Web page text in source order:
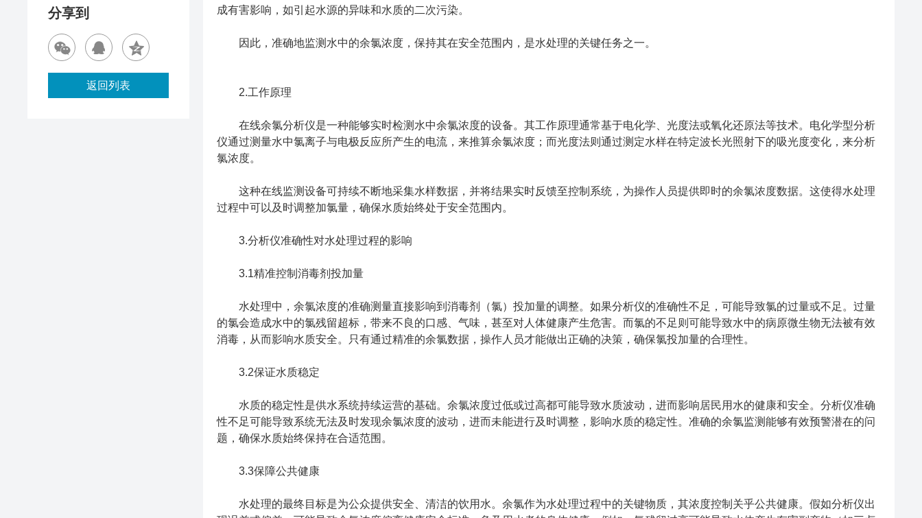
成有害影响，如引起水源的异味和水质的二次污染。
因此，准确地监测水中的余氯浓度，保持其在安全范围内，是水处理的关键任务之一。
2.工作原理
在线余氯分析仪是一种能够实时检测水中余氯浓度的设备。其工作原理通常基于电化学、光度法或氧化还原法等技术。电化学型分析
仪通过测量水中氯离子与电极反应所产生的电流，来推算余氯浓度；而光度法则通过测定水样在特定波长光照射下的吸光度变化，来分析
氯浓度。
这种在线监测设备可持续不断地采集水样数据，并将结果实时反馈至控制系统，为操作人员提供即时的余氯浓度数据。这使得水处理
过程中可以及时调整加氯量，确保水质始终处于安全范围内。
3.分析仪准确性对水处理过程的影响
3.1精准控制消毒剂投加量
水处理中，余氯浓度的准确测量直接影响到消毒剂（氯）投加量的调整。如果分析仪的准确性不足，可能导致氯的过量或不足。过量
的氯会造成水中的氯残留超标，带来不良的口感、气味，甚至对人体健康产生危害。而氯的不足则可能导致水中的病原微生物无法被有效
消毒，从而影响水质安全。只有通过精准的余氯数据，操作人员才能做出正确的决策，确保氯投加量的合理性。
3.2保证水质稳定
水质的稳定性是供水系统持续运营的基础。余氯浓度过低或过高都可能导致水质波动，进而影响居民用水的健康和安全。分析仪准确
性不足可能导致系统无法及时发现余氯浓度的波动，进而未能进行及时调整，影响水质的稳定性。准确的余氯监测能够有效预警潜在的问
题，确保水质始终保持在合适范围。
3.3保障公共健康
水处理的最终目标是为公众提供安全、清洁的饮用水。余氯作为水处理过程中的关键物质，其浓度控制关乎公共健康。假如分析仪出
分享到
返回列表